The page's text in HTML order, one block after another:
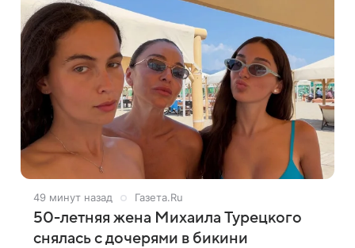
49 минут назад Газета.Ru
50-летняя жена Михаила Турецкого
снялась с дочерями в бикини